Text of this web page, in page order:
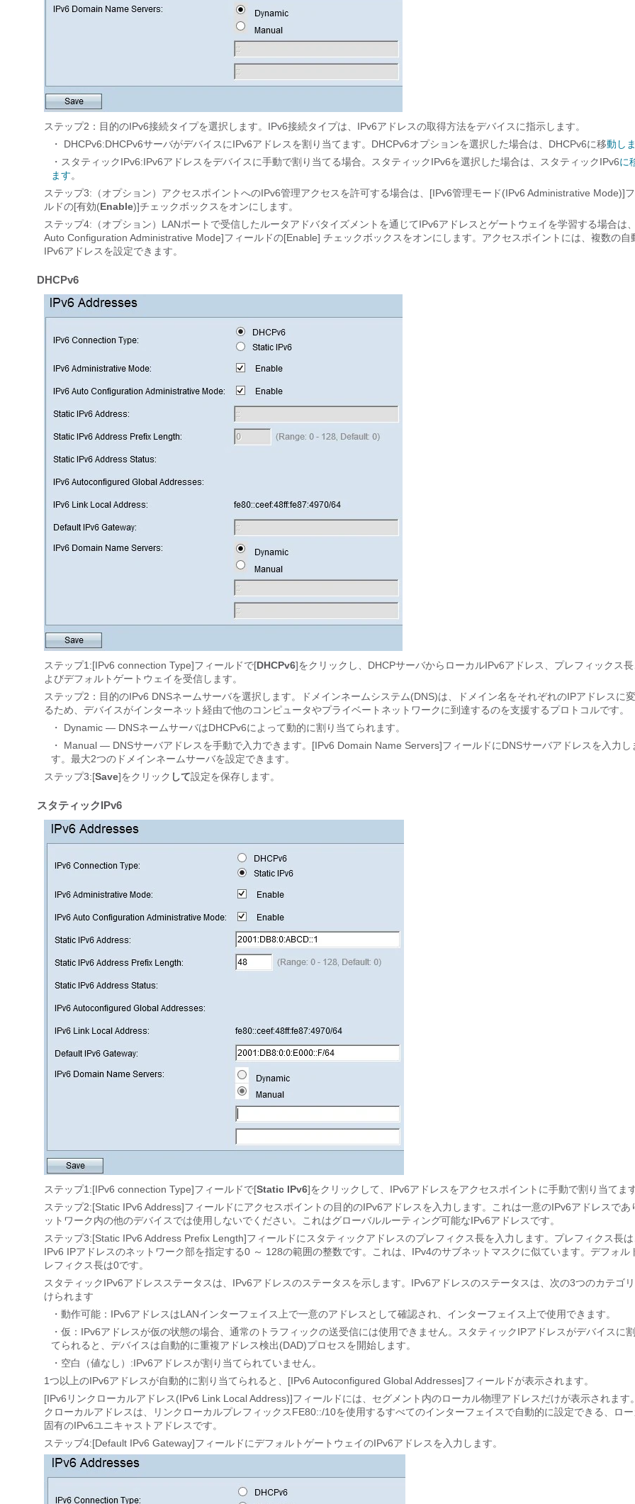
ステップ2：目的のIPv6接続タイプを選択します。IPv6接続タイプは、IPv6アドレスの取得方法をデバイスに指示します。
・ DHCPv6:DHCPv6サーバがデバイスにIPv6アドレスを割り当てます。DHCPv6オプションを選択した場合は、DHCPv6に移動し
・スタティックIPv6:IPv6アドレスをデバイスに手動で割り当てる場合。スタティックIPv6を選択した場合は、スタティックIPv6に
ます。
ステップ3:（オプション）アクセスポイントへのIPv6管理アクセスを許可する場合は、[IPv6管理モード(IPv6 Administrative Mode)]
ルドの[有効(Enable)]チェックボックスをオンにします。
ステップ4:（オプション）LANポートで受信したルータアドバタイズメントを通じてIPv6アドレスとゲートウェイを学習する場合は
Auto Configuration Administrative Mode]フィールドの[Enable] チェックボックスをオンにします。アクセスポイントには、複数の自
IPv6アドレスを設定できます。
DHCPv6
ステップ1:[IPv6 connection Type]フィールドで[DHCPv6]をクリックし、DHCPサーバからローカルIPv6アドレス、プレフィックス
よびデフォルトゲートウェイを受信します。
ステップ2：目的のIPv6 DNSネームサーバを選択します。ドメインネームシステム(DNS)は、ドメイン名をそれぞれのIPアドレスに
るため、デバイスがインターネット経由で他のコンピュータやプライベートネットワークに到達するのを支援するプロトコルです。
・ Dynamic — DNSネームサーバはDHCPv6によって動的に割り当てられます。
・ Manual — DNSサーバアドレスを手動で入力できます。[IPv6 Domain Name Servers]フィールドにDNSサーバアドレスを入力し
す。最大2つのドメインネームサーバを設定できます。
ステップ3:[Save]をクリック して設定を保存します。
スタティックIPv6
ステップ1:[IPv6 connection Type]フィールドで[Static IPv6]をクリックして、IPv6アドレスをアクセスポイントに手動で割り当てま
ステップ2:[Static IPv6 Address]フィールドにアクセスポイントの目的のIPv6アドレスを入力します。これは一意のIPv6アドレスであ
ットワーク内の他のデバイスでは使用しないでください。これはグローバルルーティング可能なIPv6アドレスです。
ステップ3:[Static IPv6 Address Prefix Length]フィールドにスタティックアドレスのプレフィクス長を入力します。プレフィクス長
IPv6 IPアドレスのネットワーク部を指定する0 ～ 128の範囲の整数です。これは、IPv4のサブネットマスクに似ています。デフォル
レフィクス長は0です。
スタティックIPv6アドレスステータスは、IPv6アドレスのステータスを示します。IPv6アドレスのステータスは、次の3つのカテゴ
けられます
・動作可能：IPv6アドレスはLANインターフェイス上で一意のアドレスとして確認され、インターフェイス上で使用できます。
・仮：IPv6アドレスが仮の状態の場合、通常のトラフィックの送受信には使用できません。スタティックIPアドレスがデバイスに
てられると、デバイスは自動的に重複アドレス検出(DAD)プロセスを開始します。
・空白（値なし）:IPv6アドレスが割り当てられていません。
1つ以上のIPv6アドレスが自動的に割り当てられると、[IPv6 Autoconfigured Global Addresses]フィールドが表示されます。
[IPv6リンクローカルアドレス(IPv6 Link Local Address)]フィールドには、セグメント内のローカル物理アドレスだけが表示されます
クローカルアドレスは、リンクローカルプレフィックスFE80::/10を使用するすべてのインターフェイスで自動的に設定できる、ロ
固有のIPv6ユニキャストアドレスです。
ステップ4:[Default IPv6 Gateway]フィールドにデフォルトゲートウェイのIPv6アドレスを入力します。